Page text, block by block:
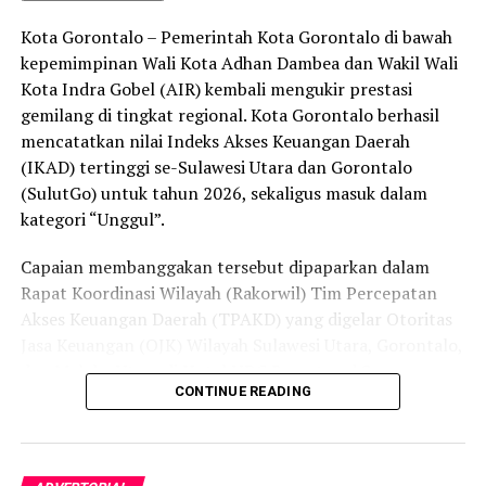
secara menyeluruh, tidak hanya menyasar pengecer
skala kecil tetapi juga distributor dan toko-toko besar
yang melanggar aturan.
Dalam daftar pemeringkatan nasional tersebut, Kota
Denpasar menempati posisi puncak dengan tingkat rasa
aman masyarakat melebihi 81 persen, disusul oleh Kota
Yogyakarta, Surakarta, Semarang, Magelang, dan
Kota Gorontalo yang berada di urutan ketujuh berhasil
mengungguli sejumlah kota berkembang lainnya di
Singkawang. Capaian ini menjadi bukti konkret bahwa
Kota Gorontalo terus bertransformasi menjadi daerah
Kota Gorontalo – Pemerintah Kota Gorontalo di bawah
kepemimpinan Wali Kota Adhan Dambea dan Wakil Wali
Kota Indra Gobel (AIR) kembali mengukir prestasi
gemilang di tingkat regional. Kota Gorontalo berhasil
mencatatkan nilai Indeks Akses Keuangan Daerah
(IKAD) tertinggi se-Sulawesi Utara dan Gorontalo
(SulutGo) untuk tahun 2026, sekaligus masuk dalam
kategori “Unggul”.
Capaian membanggakan tersebut dipaparkan dalam
Rapat Koordinasi Wilayah (Rakorwil) Tim Percepatan
Akses Keuangan Daerah (TPAKD) yang digelar Otoritas
dan Maluku Utara di Hotel NDC Resort and Spa,
Manado, Sulawesi Utara, Rabu (29/7/2026).
Delegasi Pemkot Gorontalo dipimpin langsung oleh
Wakil Wali Kota Gorontalo Indra Gobel, didampingi
CONTINUE READING